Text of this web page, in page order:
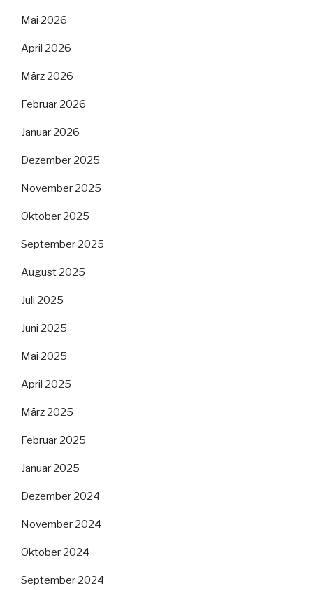
Mai 2026
April 2026
März 2026
Februar 2026
Januar 2026
Dezember 2025
November 2025
Oktober 2025
September 2025
August 2025
Juli 2025
Juni 2025
Mai 2025
April 2025
März 2025
Februar 2025
Januar 2025
Dezember 2024
November 2024
Oktober 2024
September 2024